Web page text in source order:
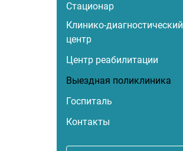
Стационар
Клинико-диагностический
центр
Центр реабилитации
Выездная поликлиника
Госпиталь
Контакты